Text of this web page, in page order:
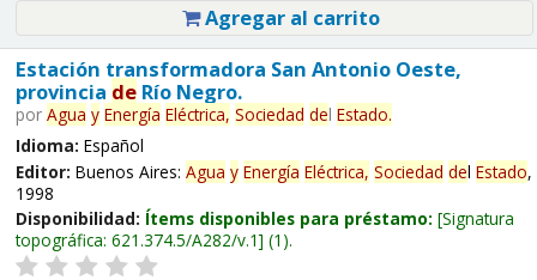
Agregar al carrito
Estación transformadora San Antonio Oeste,
provincia deRío Negro.
por Agua y Energía Eléctrica, Sociedad del Estado.
Idioma: Español
Editor: Buenos Aires: Agua y Energía Eléctrica, Sociedad del Estado,
1998
Disponibilidad: Ítems disponibles para préstamo: Signatura
topográfica: 621.374.5/A282/v.1 (1).